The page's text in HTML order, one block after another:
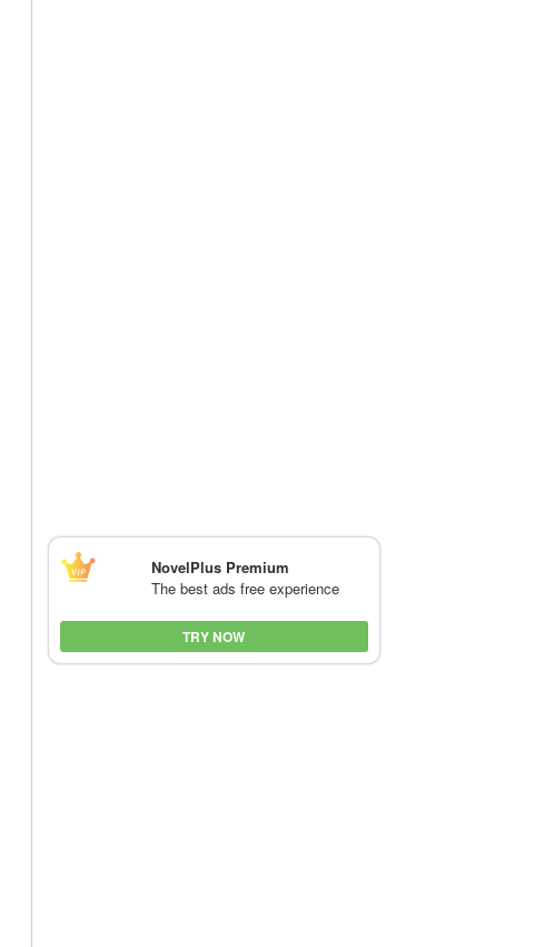
NovelPlus Premium
The best ads free experience
TRY NOW